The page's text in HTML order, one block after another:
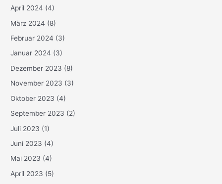
April 2024 (4)
März 2024 (8)
Februar 2024 (3)
Januar 2024 (3)
Dezember 2023 (8)
November 2023 (3)
Oktober 2023 (4)
September 2023 (2)
Juli 2023 (1)
Juni 2023 (4)
Mai 2023 (4)
April 2023 (5)